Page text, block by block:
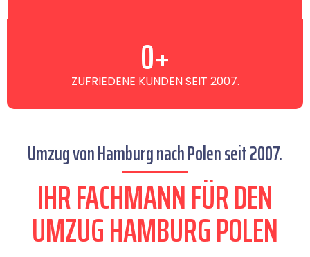
ZUFRIEDENE KUNDEN SEIT 2007.
0+
Umzug von Hamburg nach Polen seit 2007.
IHR FACHMANN FÜR DEN
UMZUG HAMBURG POLEN